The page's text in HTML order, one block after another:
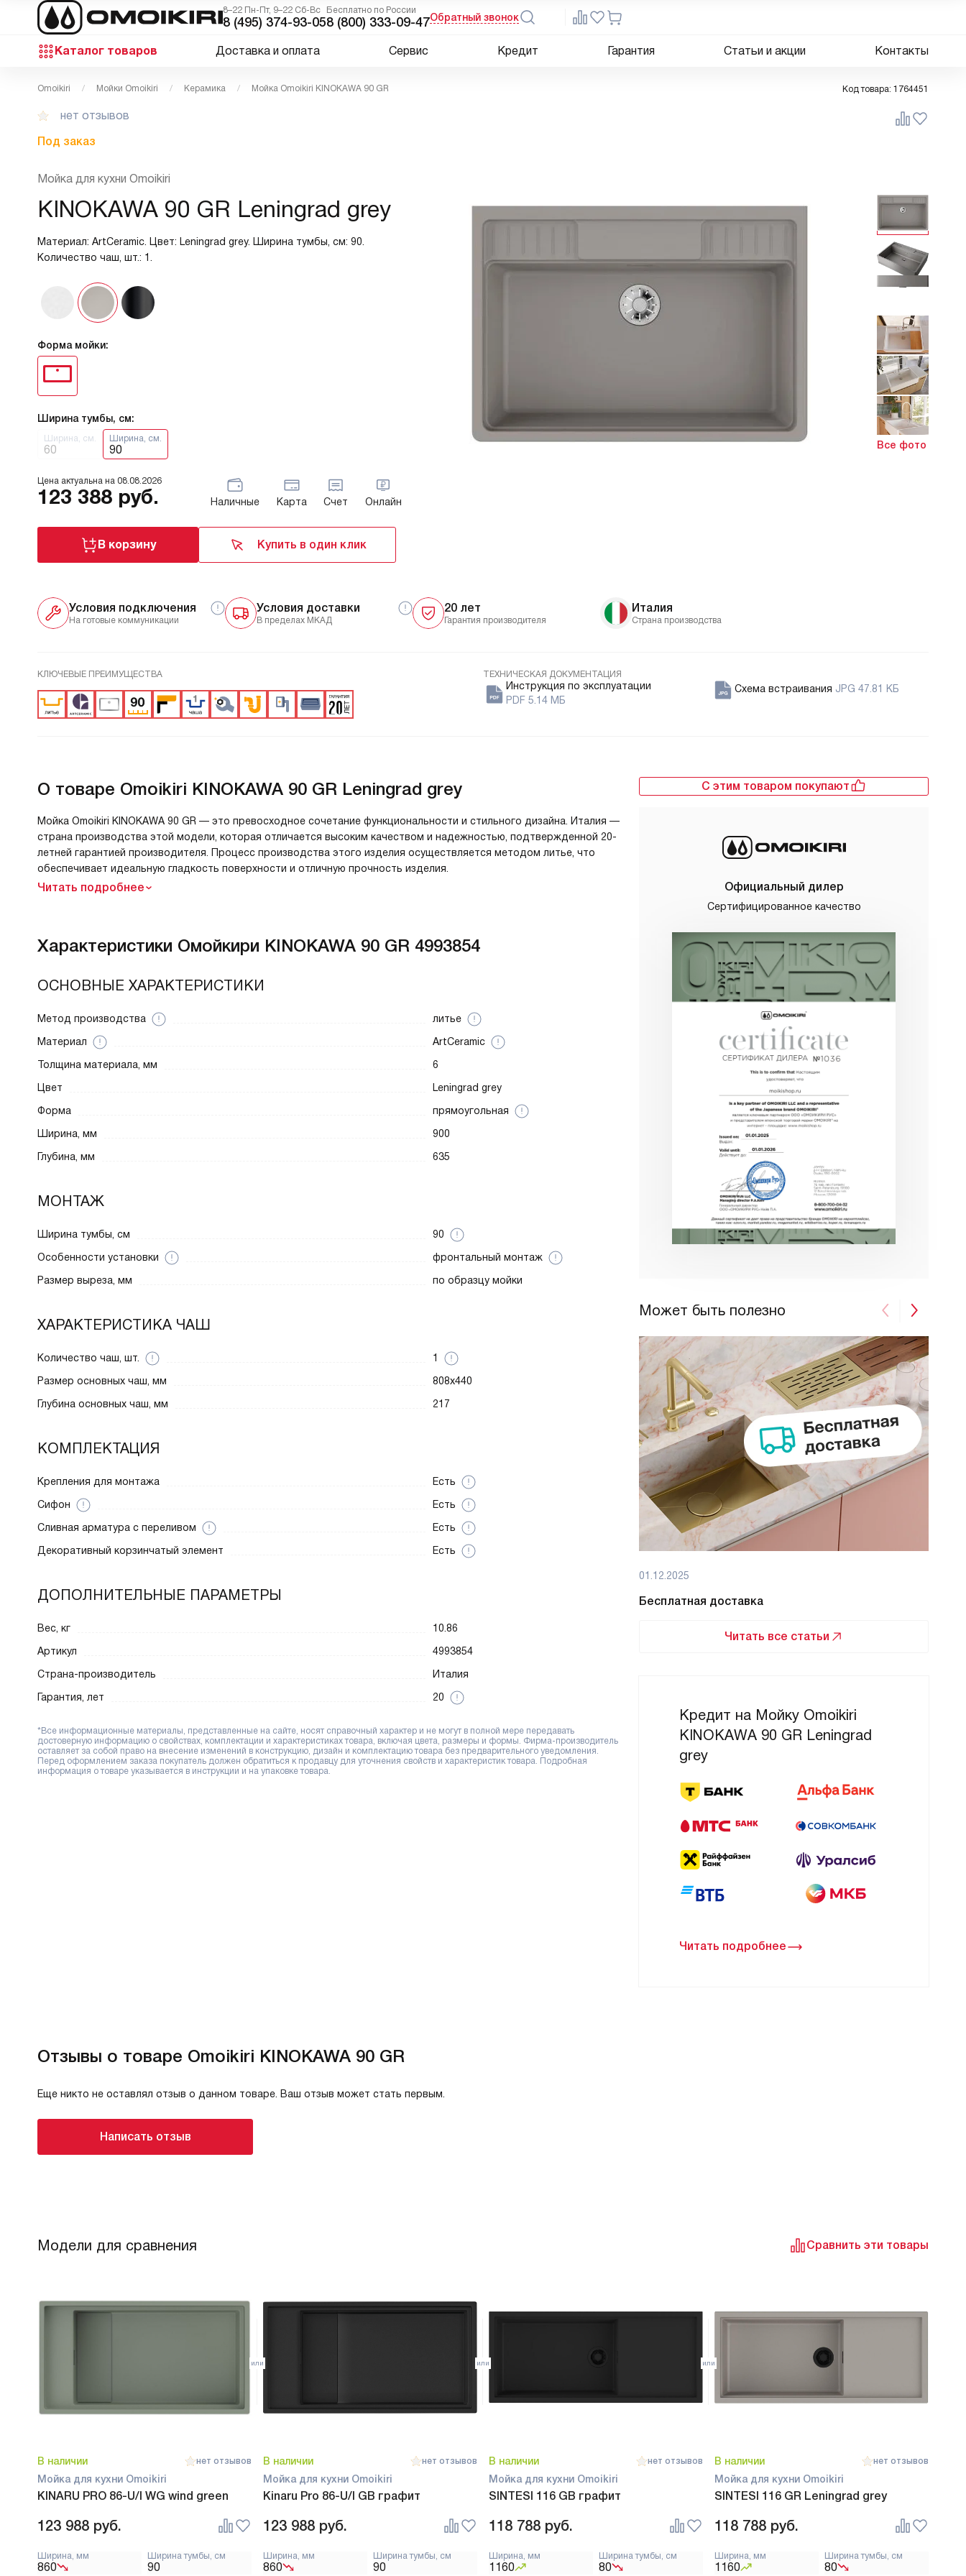
8–22 Пн-Пт, 9–22 Сб-Вс
8 (495) 374-93-05
Бесплатно по России
8 (800) 333-09-47Обратный звонок
Каталог товаров Доставка и оплата Сервис Кредит Гарантия Статьи и акции Контакты
Omoikiri Мойки Omoikiri Керамика Мойка Omoikiri KINOKAWA 90 GR Код товара: 1764451
нет отзывов
Под заказ
Мойка для кухни Omoikiri
KINOKAWA 90 GR Leningrad grey
Материал: ArtCeramic. Цвет: Leningrad grey. Ширина тумбы, см: 90.
Количество чаш, шт.: 1.
Форма мойки:
Ширина тумбы, см:
Ширина, см.
60
Ширина, см.
90
Цена актуальна на 08.08.2026
123 388 руб. Наличные Карта Счет Онлайн
В корзину Купить в один клик
Все фото
Условия доставки
В пределах МКАД
20 лет
Гарантия производителя
Условия подключения
На готовые коммуникации
Италия
Страна производства
КЛЮЧЕВЫЕ ПРЕИМУЩЕСТВА ТЕХНИЧЕСКАЯ ДОКУМЕНТАЦИЯ
Инструкция по эксплуатации
PDF 5.14 МБ
Схема встраивания JPG 47.81 КБ
С этим товаром покупают
Официальный дилер
Сертифицированное качество
Может быть полезно
01.12.2025
Бесплатная доставка
Читать все статьи
Кредит на Мойку Omoikiri
KINOKAWA 90 GR Leningrad
grey
Читать подробнее
О товаре Omoikiri KINOKAWA 90 GR Leningrad grey
Мойка Omoikiri KINOKAWA 90 GR — это превосходное сочетание функциональности и стильного дизайна. Италия —
страна производства этой модели, которая отличается высоким качеством и надежностью, подтвержденной 20-
летней гарантией производителя. Процесс производства этого изделия осуществляется методом литье, что
обеспечивает идеальную гладкость поверхности и отличную прочность изделия.
Читать подробнее
Характеристики Омойкири KINOKAWA 90 GR 4993854
ОСНОВНЫЕ ХАРАКТЕРИСТИКИ
Метод производства
литье
Материал
ArtCeramic
Толщина материала, мм
6
Цвет
Leningrad grey
Форма
прямоугольная
Ширина, мм
900
Глубина, мм
635
МОНТАЖ
Ширина тумбы, см
90
Особенности установки
фронтальный монтаж
Размер выреза, мм
по образцу мойки
ХАРАКТЕРИСТИКА ЧАШ
Количество чаш, шт.
1
Размер основных чаш, мм
808x440
Глубина основных чаш, мм
217
КОМПЛЕКТАЦИЯ
Крепления для монтажа
Есть
Сифон
Есть
Cливная арматура с переливом
Есть
Декоративный корзинчатый элемент
Есть
ДОПОЛНИТЕЛЬНЫЕ ПАРАМЕТРЫ
Вес, кг
10.86
Артикул
4993854
Страна-производитель
Италия
Гарантия, лет
20
*Все информационные материалы, представленные на сайте, носят справочный характер и не могут в полной мере передавать
достоверную информацию о свойствах, комплектации и характеристиках товара, включая цвета, размеры и формы. Фирма-производитель
оставляет за собой право на внесение изменений в конструкцию, дизайн и комплектацию товара без предварительного уведомления.
Перед оформлением заказа покупатель должен обратиться к продавцу для уточнения свойств и характеристик товара. Подробная
информация о товаре указывается в инструкции и на упаковке товара.
Отзывы о товаре Omoikiri KINOKAWA 90 GR
Еще никто не оставлял отзыв о данном товаре. Ваш отзыв может стать первым.
Написать отзыв
Модели для сравнения Сравнить эти товары
В наличии нет отзывов
Мойка для кухни Omoikiri
KINARU PRO 86-U/I WG wind green
123 988 руб.
Ширина, мм
860
Ширина тумбы, см
90
В наличии нет отзывов
Мойка для кухни Omoikiri
Kinaru Pro 86-U/I GB графит
123 988 руб.
Ширина, мм
860
Ширина тумбы, см
90
В наличии нет отзывов
Мойка для кухни Omoikiri
SINTESI 116 GB графит
118 788 руб.
Ширина, мм
1160
Ширина тумбы, см
80
В наличии нет отзывов
Мойка для кухни Omoikiri
SINTESI 116 GR Leningrad grey
118 788 руб.
Ширина, мм
1160
Ширина тумбы, см
80